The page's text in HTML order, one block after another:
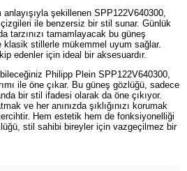
anlayışıyla şekillenen SPP122V640300,
ile benzersiz bir stil sunar. Günlük
tarzınızı tamamlayacak bu güneş
klasik stillerle mükemmel uyum sağlar.
edenler için ideal bir aksesuardır.
Philipp Plein SPP122V640300,
ile öne çıkar. Bu güneş gözlüğü, sadece
bir stil ifadesi olarak da öne çıkıyor.
ve her anınızda şıklığınızı korumak
Hem estetik hem de fonksiyonelliği
stil sahibi bireyler için vazgeçilmez bir